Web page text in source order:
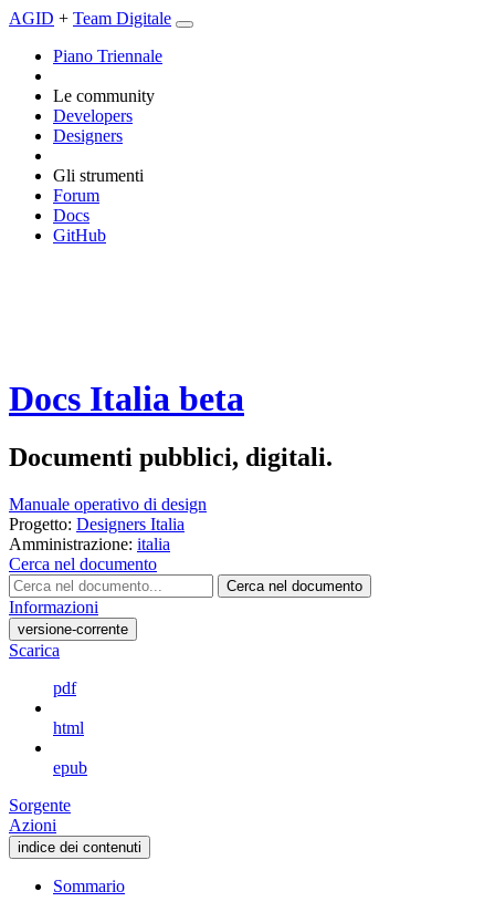
AGID + Team Digitale
Piano Triennale
Le community
Developers
Designers
Gli strumenti
Forum
Docs
GitHub
Docs Italia beta
Documenti pubblici, digitali.
Manuale operativo di design
Progetto: Designers Italia
Amministrazione: italia
Cerca nel documento
Cerca nel documento
Informazioni
versione-corrente
Scarica
pdf
html
epub
Sorgente
Azioni
indice dei contenuti
Sommario